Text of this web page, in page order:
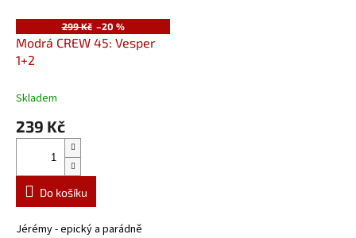
299 Kč –20 %
Modrá CREW 45: Vesper
1+2
Skladem
239 Kč
Do košíku
Jérémy - epický a parádně